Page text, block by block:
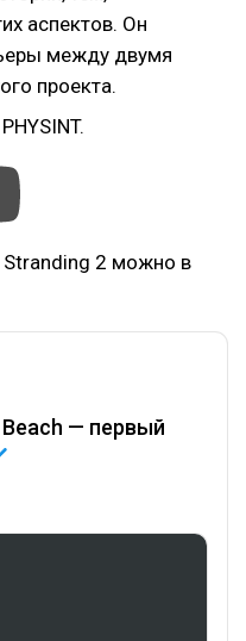
аспектов. Он
между двумя
проекта.
Stranding 2 можно в
Beach — первый